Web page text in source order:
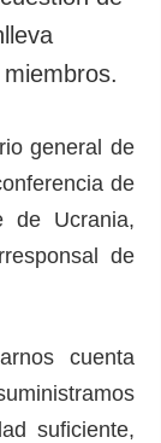
general de
de
de Ucrania,
de
cuenta
suficiente,